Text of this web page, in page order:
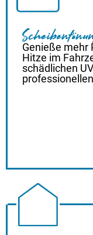
Genieße mehr
Hitze im
schädlichen